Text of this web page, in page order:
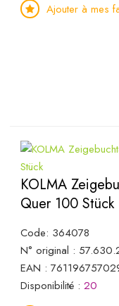
Ajouter à mes
KOLMA
Quer 100 Stück
Code: 364078
N° original :
EAN :
Disponibilité : 20